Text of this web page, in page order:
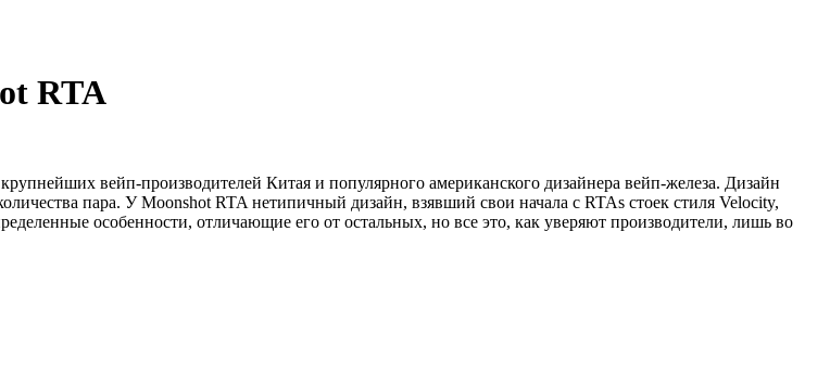
RTA
вейп-производителей Китая и популярного американского дизайнера вейп-железа. Дизайн
пара. У Moonshot RTA нетипичный дизайн, взявший свои начала с RTAs стоек стиля Velocity,
особенности, отличающие его от остальных, но все это, как уверяют производители, лишь во